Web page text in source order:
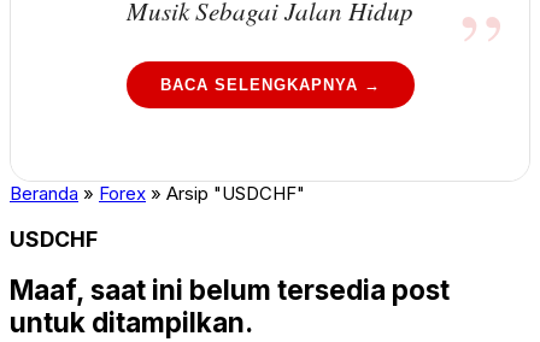
Musik Sebagai Jalan Hidup
BACA SELENGKAPNYA →
Beranda » Forex » Arsip "USDCHF"
USDCHF
Maaf, saat ini belum tersedia post
untuk ditampilkan.